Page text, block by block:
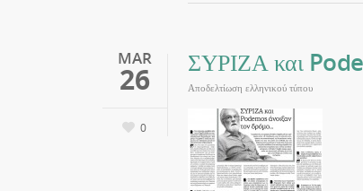
MAR
26
0
ΣΥΡΙΖΑ και
Αποδελτίωση ελληνικού τύπου